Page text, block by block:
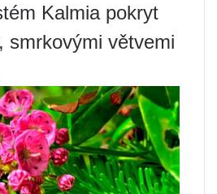
Kalmia pokryt
smrkovými větvemi